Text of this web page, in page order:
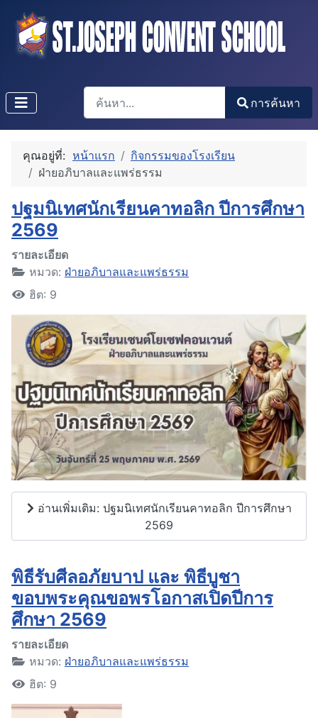
การค้นหา
Type 2 or more characters for results.
การค้นหา
คุณอยู่ที่: หน้าแรก
กิจกรรมของโรงเรียน
ฝ่ายอภิบาลและแพร่ธรรม
ปฐมนิเทศนักเรียนคาทอลิก ปีการศึกษา
2569
รายละเอียด
หมวด: ฝ่ายอภิบาลและแพร่ธรรม
ฮิต: 9
อ่านเพิ่มเติม: ปฐมนิเทศนักเรียนคาทอลิก ปีการศึกษา
2569
พิธีรับศีลอภัยบาป และ พิธีบูชา
ขอบพระคุณขอพรโอกาสเปิดปีการ
ศึกษา 2569
รายละเอียด
หมวด: ฝ่ายอภิบาลและแพร่ธรรม
ฮิต: 9